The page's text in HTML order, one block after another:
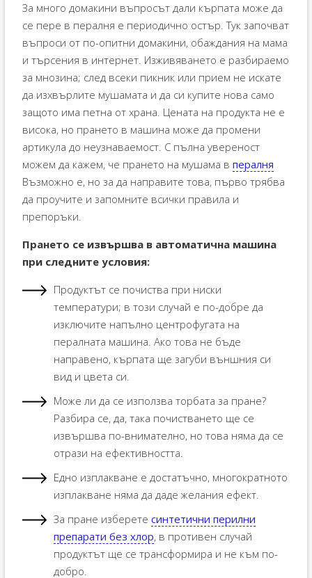
За много домакини въпросът дали кърпата може да
се пере в пералня е периодично остър. Тук започват
въпроси от по-опитни домакини, обаждания на мама
и търсения в интернет. Изживяването е разбираемо
за мнозина; след всеки пикник или прием не искате
да изхвърлите мушамата и да си купите нова само
защото има петна от храна. Цената на продукта не е
висока, но прането в машина може да промени
артикула до неузнаваемост. С пълна увереност
можем да кажем, че прането на мушама в пералня
Възможно е, но за да направите това, първо трябва
да проучите и запомните всички правила и
препоръки.
Прането се извършва в автоматична машина
при следните условия:
Продуктът се почиства при ниски
температури; в този случай е по-добре да
изключите напълно центрофугата на
пералната машина. Ако това не бъде
направено, кърпата ще загуби външния си
вид и цвета си.
Може ли да се използва торбата за пране?
Разбира се, да, така почистването ще се
извършва по-внимателно, но това няма да се
отрази на ефективността.
Едно изплакване е достатъчно, многократното
изплакване няма да даде желания ефект.
За пране изберете синтетични перилни
препарати без хлор, в противен случай
продуктът ще се трансформира и не към по-
добро.